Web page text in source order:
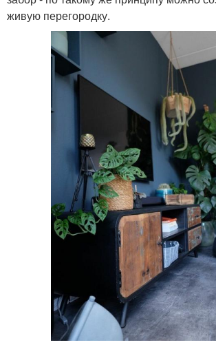
живую перегородку.